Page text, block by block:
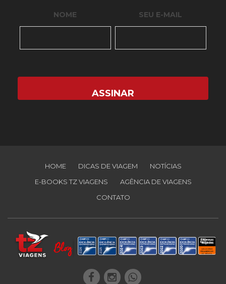
NOME SEU E-MAIL
HOME DICAS DE VIAGEM
NOTÍCIAS
E-BOOKS TZ VIAGENS
AGÊNCIA DE VIAGENS
CONTATO